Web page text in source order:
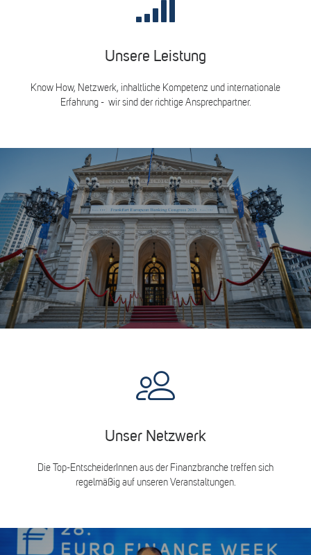
Unsere Leistung
Know How, Netzwerk, inhaltliche Kompetenz und internationale
Erfahrung - wir sind der richtige Ansprechpartner.
Unser Netzwerk
Die Top-EntscheiderInnen aus der Finanzbranche treffen sich
regelmäßig auf unseren Veranstaltungen.